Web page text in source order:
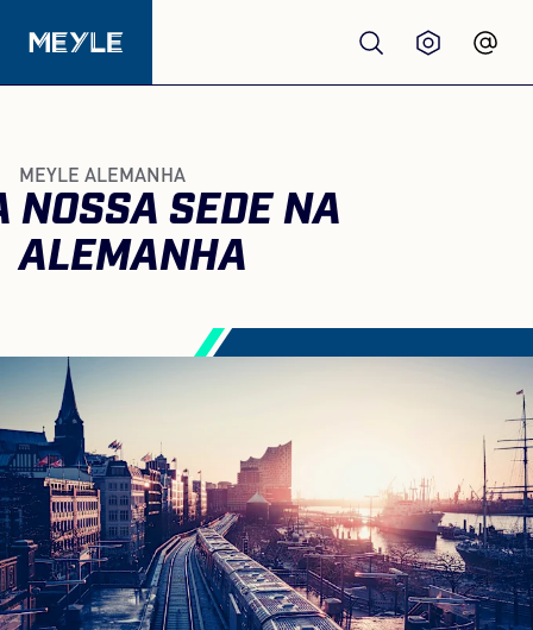
Qualidade
Distribuidores
Sobre nós
Centro de conteúdos
MEYLE ALEMANHA
NOSSA SEDE NA
ALEMANHA